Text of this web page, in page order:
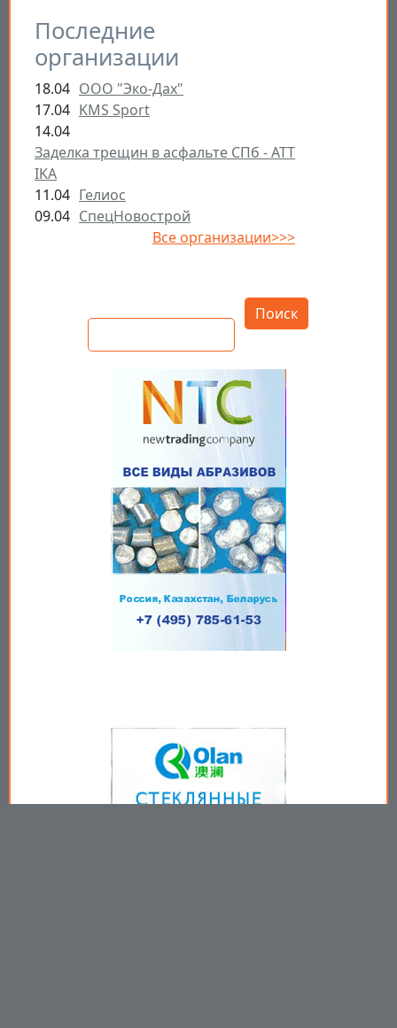
Последние
организации
18.04 ООО "Эко-Дах"
17.04 KMS Sport
14.04
Заделка трещин в асфальте СПб - ATT
IKA
11.04 Гелиос
09.04 СпецНовострой
Все организации>>>